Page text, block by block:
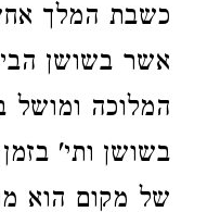
כשבת המלך
אשר בשושן
המלוכה ומושל
בשושן ותי'
של מקום הוא